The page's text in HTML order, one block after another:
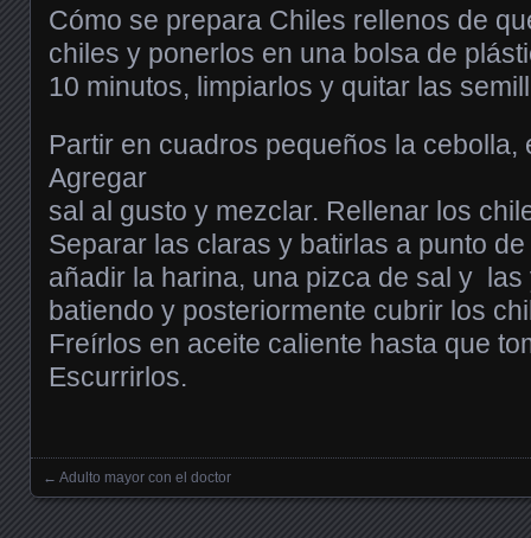
Cómo se prepara Chiles rellenos de
chiles y ponerlos en una bolsa de
10 minutos, limpiarlos y quitar las
Partir en cuadros pequeños la cebolla,
Agregar
sal al gusto y mezclar. Rellenar los
Separar las claras y batirlas a punto
añadir la harina, una pizca de sal y las
batiendo y posteriormente cubrir los
Freírlos en aceite caliente hasta que
Escurrirlos.
Posts navigation
← Adulto mayor con el doctor